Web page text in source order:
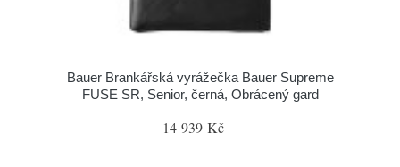
Bauer Brankářská vyrážečka Bauer Supreme
FUSE SR, Senior, černá, Obrácený gard
14 939 Kč